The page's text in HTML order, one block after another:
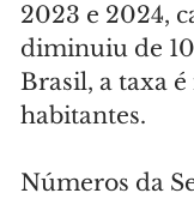
2023 e 2024,
diminuiu de
Brasil, a taxa
habitantes.
Números da